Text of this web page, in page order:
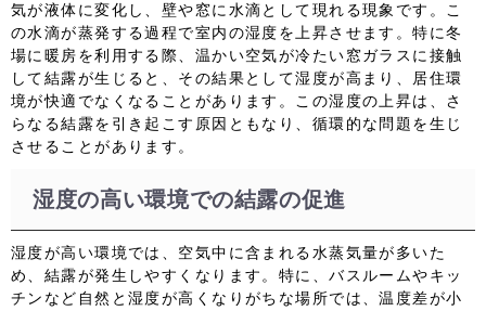
気が液体に変化し、壁や窓に水滴として現れる現象です。こ
の水滴が蒸発する過程で室内の湿度を上昇させます。特に冬
場に暖房を利用する際、温かい空気が冷たい窓ガラスに接触
して結露が生じると、その結果として湿度が高まり、居住環
境が快適でなくなることがあります。この湿度の上昇は、さ
らなる結露を引き起こす原因ともなり、循環的な問題を生じ
させることがあります。
湿度の高い環境での結露の促進
湿度が高い環境では、空気中に含まれる水蒸気量が多いた
め、結露が発生しやすくなります。特に、バスルームやキッ
チンなど自然と湿度が高くなりがちな場所では、温度差が小